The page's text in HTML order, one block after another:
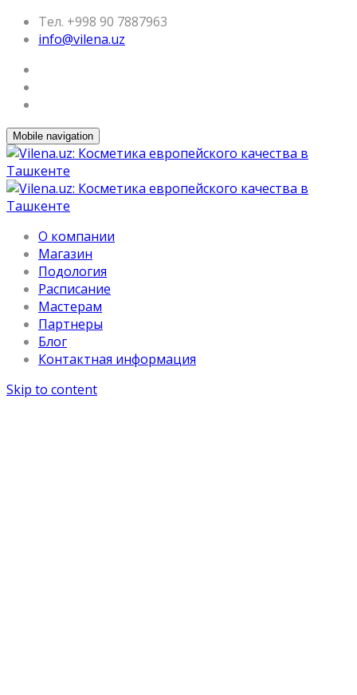
Тел. +998 90 7887963
info@vilena.uz
Mobile navigation
О компании
Магазин
Подология
Расписание
Мастерам
Партнеры
Блог
Контактная информация
Skip to content